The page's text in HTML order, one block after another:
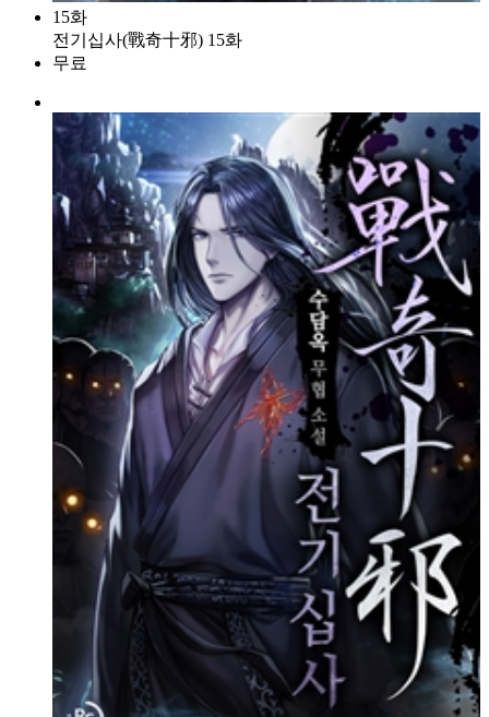
15화
전기십사(戰奇十邪) 15화
무료